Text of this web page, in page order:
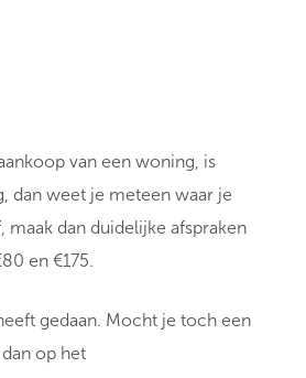
van een woning, is
dan weet je meteen waar je
dan duidelijke afspraken
en €175.
gedaan. Mocht je toch een
op het